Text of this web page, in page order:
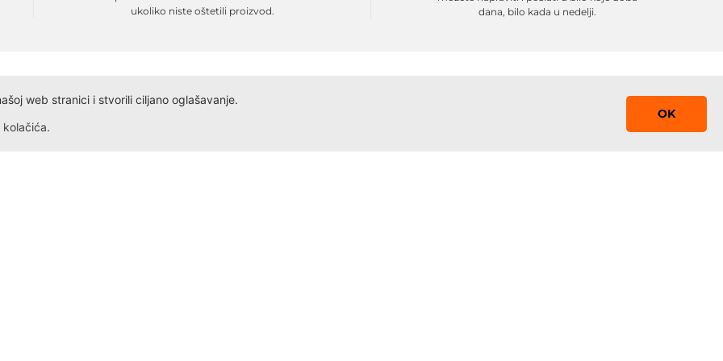
ukoliko niste oštetili proizvod.
dana, bilo kada u nedelji.
web stranici i stvorili ciljano oglašavanje.
kolačića.
OK